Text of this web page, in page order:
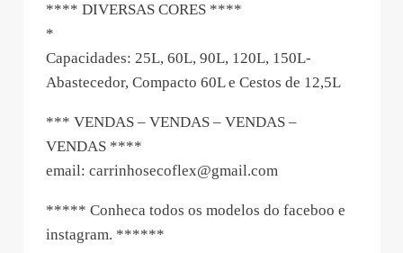
**** DIVERSAS CORES ****
*
Capacidades: 25L, 60L, 90L, 120L, 150L-
Abastecedor, Compacto 60L e Cestos de 12,5L
*** VENDAS – VENDAS – VENDAS –
VENDAS ****
email: carrinhosecoflex@gmail.com
***** Conheca todos os modelos do faceboo e
instagram. ******